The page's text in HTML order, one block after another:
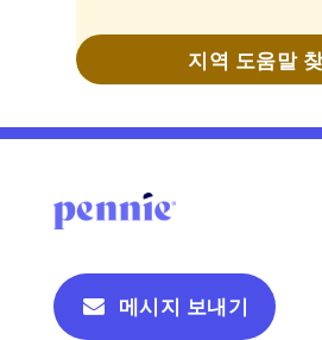
지역 도움말
메시지 보내기